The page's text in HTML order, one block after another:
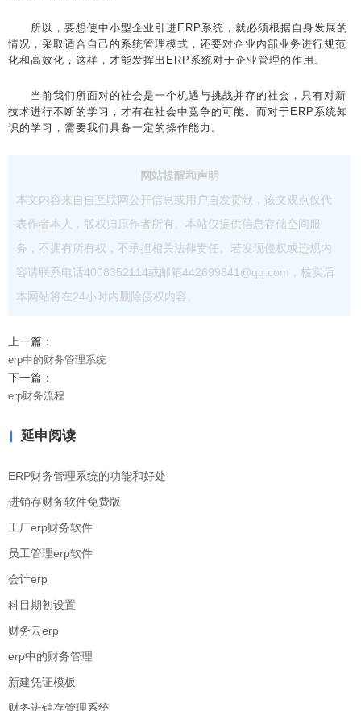
所以，要想使中小型企业引进ERP系统，就必须根据自身发展的
情况，采取适合自己的系统管理模式，还要对企业内部业务进行规范
化和高效化，这样，才能发挥出ERP系统对于企业管理的作用。
当前我们所面对的社会是一个机遇与挑战并存的社会，只有对新
技术进行不断的学习，才有在社会中竞争的可能。而对于ERP系统知
识的学习，需要我们具备一定的操作能力。
网站提醒和声明
本文内容来自自互联网公开信息或用户自发贡献，该文观点仅代
表作者本人，版权归原作者所有。本站仅提供信息存储空间服
务，不拥有所有权，不承担相关法律责任。若发现侵权或违规内
容请联系电话4008352114或邮箱442699841@qq.com，核实后
本网站将在24小时内删除侵权内容。
上一篇：
erp中的财务管理系统
下一篇：
erp财务流程
延申阅读
ERP财务管理系统的功能和好处
进销存财务软件免费版
工厂erp财务软件
员工管理erp软件
会计erp
科目期初设置
财务云erp
erp中的财务管理
新建凭证模板
财务进销存管理系统